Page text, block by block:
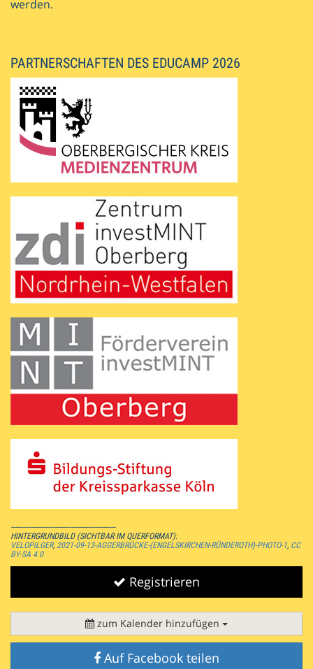
werden.
PARTNERSCHAFTEN DES EDUCAMP 2026
--------------------------------------------------
HINTERGRUNDBILD (SICHTBAR IM QUERFORMAT):
VELOPILGER, 2021-09-13-AGGERBRÜCKE-(ENGELSKIRCHEN-RÜNDEROTH)-PHOTO-1, CC
BY-SA 4.0
Registrieren
zum Kalender hinzufügen
Auf Facebook teilen